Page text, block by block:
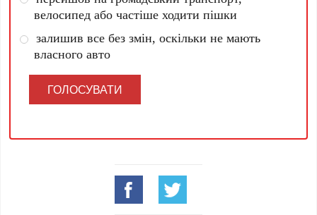
велосипед або частіше ходити пішки
залишив все без змін, оскільки не мають
власного авто